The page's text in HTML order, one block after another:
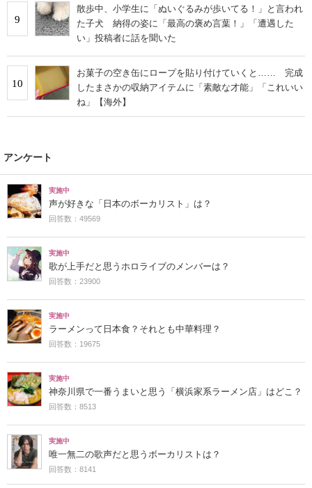
9
散歩中、小学生に「ぬいぐるみが歩いてる！」と言われ
た子犬 納得の姿に「最高の褒め言葉！」「遭遇した
い」投稿者に話を聞いた
10
お菓子の空き缶にロープを貼り付けていくと…… 完成
したまさかの収納アイテムに「素敵な才能」「これいい
ね」【海外】
アンケート
実施中
声が好きな「日本のボーカリスト」は？
回答数：49569
実施中
歌が上手だと思うホロライブのメンバーは？
回答数：23900
実施中
ラーメンって日本食？それとも中華料理？
回答数：19675
実施中
神奈川県で一番うまいと思う「横浜家系ラーメン店」はどこ？
回答数：8513
実施中
唯一無二の歌声だと思うボーカリストは？
回答数：8141